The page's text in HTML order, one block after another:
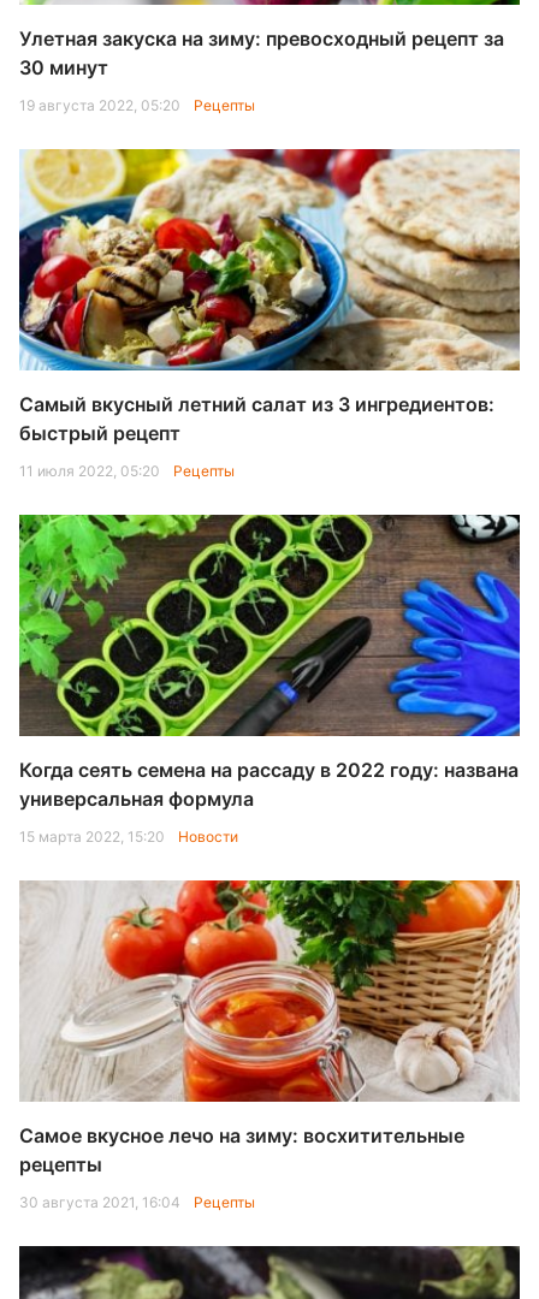
Улетная закуска на зиму: превосходный рецепт за
30 минут
19 августа 2022, 05:20 Рецепты
Самый вкусный летний салат из 3 ингредиентов:
быстрый рецепт
11 июля 2022, 05:20 Рецепты
Когда сеять семена на рассаду в 2022 году: названа
универсальная формула
15 марта 2022, 15:20 Новости
Самое вкусное лечо на зиму: восхитительные
рецепты
30 августа 2021, 16:04 Рецепты